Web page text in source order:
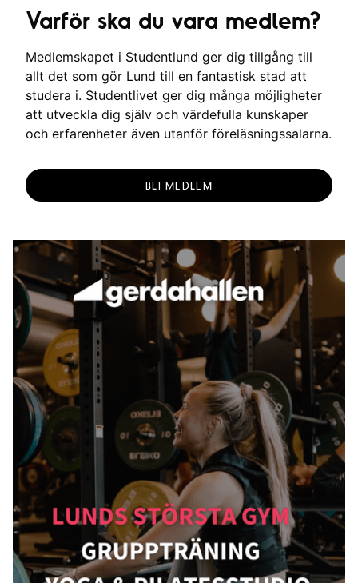
Varför ska du vara medlem?
Medlemskapet i Studentlund ger dig tillgång till
allt det som gör Lund till en fantastisk stad att
studera i. Studentlivet ger dig många möjligheter
att utveckla dig själv och värdefulla kunskaper
och erfarenheter även utanför föreläsningssalarna.
BLI MEDLEM